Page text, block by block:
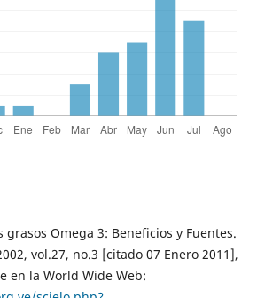
grasos Omega 3: Beneficios y Fuentes.
vol.27, no.3 [citado 07 Enero 2011],
en la World Wide Web: